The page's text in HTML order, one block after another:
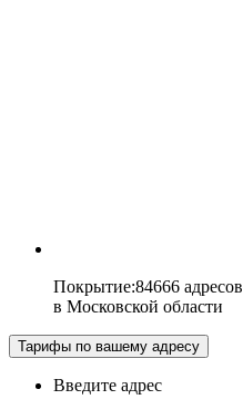
Покрытие:84666 адресов
в Московской области
Тарифы по вашему адресу
Введите адрес